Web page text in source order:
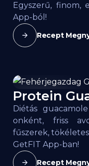
Egyszerű, finom,
App-ból!
Recept
106kcal / 100g
Protein
Diétás
onként, friss
fűszerek,
GetFIT App-ban!
Recept